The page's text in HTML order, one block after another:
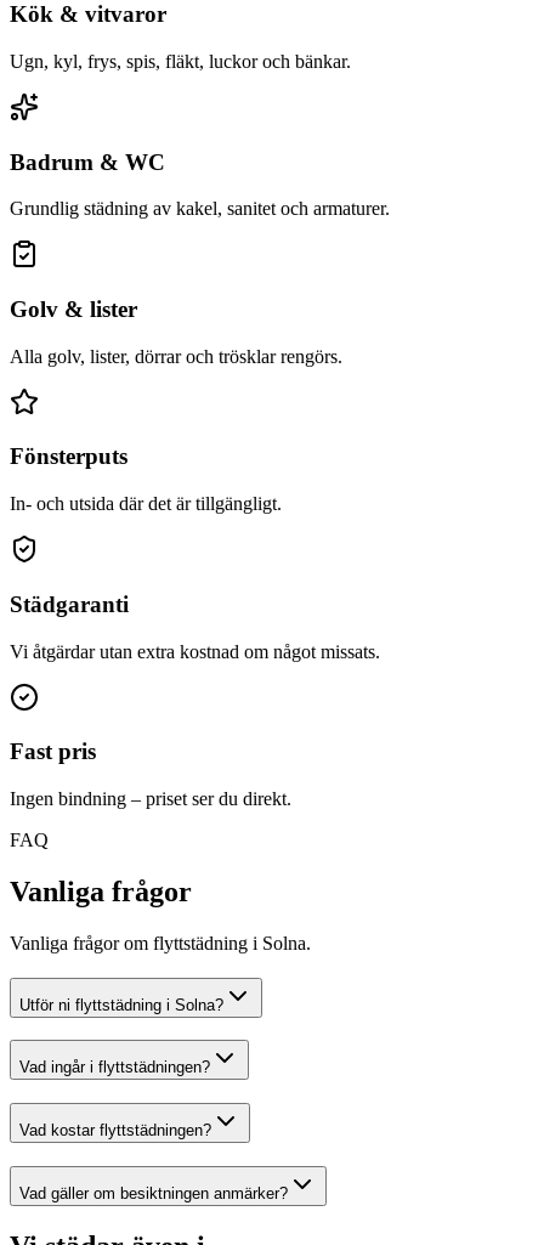
Kök & vitvaror
Ugn, kyl, frys, spis, fläkt, luckor och bänkar.
Badrum & WC
Grundlig städning av kakel, sanitet och armaturer.
Golv & lister
Alla golv, lister, dörrar och trösklar rengörs.
Fönsterputs
In- och utsida där det är tillgängligt.
Städgaranti
Vi åtgärdar utan extra kostnad om något missats.
Fast pris
Ingen bindning – priset ser du direkt.
FAQ
Vanliga frågor
Vanliga frågor om flyttstädning i Solna.
Utför ni flyttstädning i Solna?
Vad ingår i flyttstädningen?
Vad kostar flyttstädningen?
Vad gäller om besiktningen anmärker?